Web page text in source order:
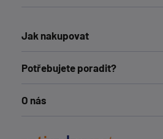
Jak nakupovat
Potřebujete poradit?
O nás